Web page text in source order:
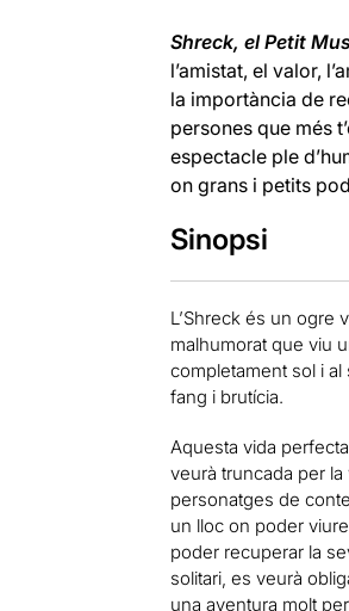
Shreck, el Petit
l’amistat, el valor,
la importància de
persones que més
espectacle ple
on grans i petits
Sinopsi
L’Shreck és un ogre
malhumorat que viu
completament sol i
fang i brutícia.
Aquesta vida perfecta
veurà truncada per la
personatges de
un lloc on poder
poder recuperar la
solitari, es veurà
una aventura molt